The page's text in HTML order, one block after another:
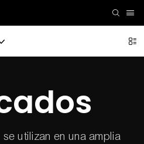
utilizan en una amplia